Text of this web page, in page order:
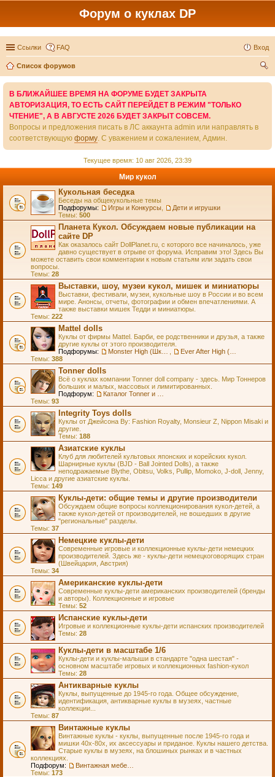
Форум о куклах DP
Ссылки FAQ Вход
Список форумов
В БЛИЖАЙШЕЕ ВРЕМЯ НА ФОРУМЕ БУДЕТ ЗАКРЫТА
АВТОРИЗАЦИЯ, ТО ЕСТЬ САЙТ ПЕРЕЙДЕТ В РЕЖИМ "ТОЛЬКО
ЧТЕНИЕ", А В АВГУСТЕ 2026 БУДЕТ ЗАКРЫТ СОВСЕМ.
Вопросы и предложения писать в ЛС аккаунта admin или направлять в
соответствующую форму. С уважением и сожалением, Админ.
Текущее время: 10 авг 2026, 23:39
Мир кукол
Кукольная беседка
Беседы на общекукольные темы
Подфорумы:
Игры и Конкурсы
Дети и игрушки
Темы: 500
Планета Кукол. Обсуждаем новые публикации на
сайте DP
Как оказалось сайт DollPlanet.ru, с которого все начиналось, уже
давно существует в отрыве от форума. Исправим это! Здесь Вы
можете оставить свои комментарии к новым статьям или задать свои
вопросы.
Темы: 28
Выставки, шоу, музеи кукол, мишек и миниатюры
Выставки, фестивали, музеи, кукольные шоу в России и во всем
мире. Анонсы, отчеты, фотографии и обмен впечатлениями. А
также выставки мишек Тедди и миниатюры.
Темы: 222
Mattel dolls
Куклы от фирмы Mattel. Барби, ее родственники и друзья, а также
другие куклы от этого производителя.
Подфорумы:
Темы: 388
Tonner dolls
Всё о куклах компании Tonner doll company - здесь. Мир Тоннеров
больших и малых, массовых и лимитированных.
Подфорум:
Темы: 93
Integrity Toys dolls
Куклы от Джейсона Ву: Fashion Royalty, Monsieur Z, Nippon Misaki и
другие.
Темы: 188
Азиатские куклы
Клуб для любителей культовых японских и корейских кукол.
Шарнирные куклы (BJD - Ball Jointed Dolls), а также
неподражаемые Blythe, Obitsu, Volks, Pullip, Momoko, J-doll, Jenny,
Licca и другие азиатские куклы.
Темы: 149
Куклы-дети: общие темы и другие производители
Обсуждаем общие вопросы коллекционирования кукол-детей, а
также кукол-детей от производителей, не вошедших в другие
"региональные" разделы.
Темы: 37
Немецкие куклы-дети
Современные игровые и коллекционные куклы-дети немецких
производителей. Здесь же - куклы-дети немецкоговорящих стран
(Швейцария, Австрия)
Темы: 34
Американские куклы-дети
Современные куклы-дети американских производителей (бренды
и авторы). Коллекционные и игровые
Темы: 52
Испанские куклы-дети
Игровые и коллекционные куклы-дети испанских производителей
Темы: 28
Куклы-дети в масштабе 1/6
Куклы-дети и куклы-малыши в стандарте "одна шестая" -
основном масштабе игровых и коллекционных fashion-кукол
Темы: 28
Антикварные куклы
Куклы, выпущенные до 1945-го года. Общее обсуждение,
идентификация, антикварные куклы в музеях, частные
коллекции...
Темы: 87
Винтажные куклы
Винтажные куклы - куклы, выпущенные после 1945-го года и
мишки 40х-80х, их аксессуары и приданое. Куклы нашего детства.
Старые куклы в музеях, на блошиных рынках и в частных
коллекциях.
Подфорум:
Темы: 173